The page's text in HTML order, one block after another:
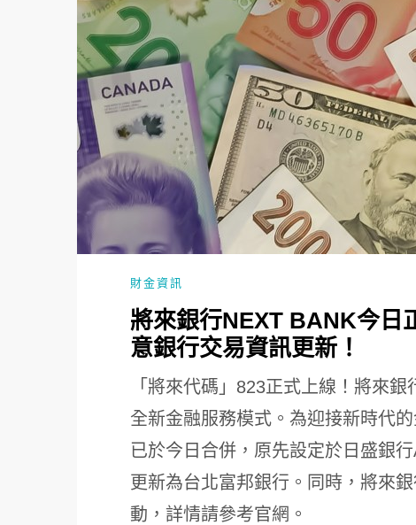
財金資訊
將來銀行NEXT BANK今日
意銀行交易資訊更新！
「將來代碼」823正式上線！將來
全新金融服務模式。為迎接新時代
已於今日合併，原先設定於日盛銀
更新為台北富邦銀行。同時，將來
動，詳情請參考官網。